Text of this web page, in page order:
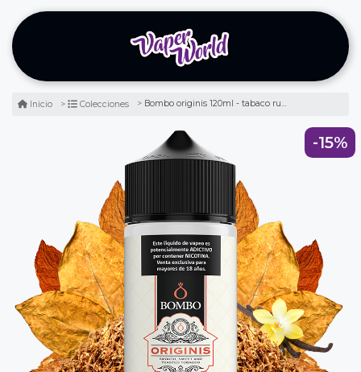
Inicio Colecciones Bombo originis 120ml - tabaco rubio
-15%